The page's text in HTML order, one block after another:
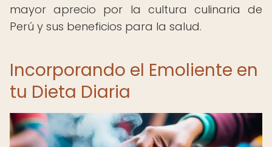
mayor aprecio por la cultura culinaria de
Perú y sus beneficios para la salud.
Incorporando el Emoliente en
tu Dieta Diaria